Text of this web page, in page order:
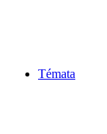
Témata